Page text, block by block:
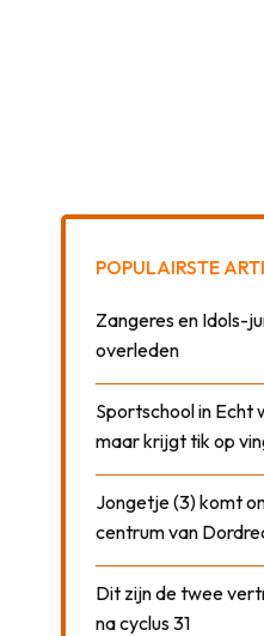
POPULAIRSTE
Zangeres en Idols-
overleden
Sportschool in Echt
maar krijgt tik op
Jongetje (3) komt
centrum van
Dit zijn de twee
na cyclus 31